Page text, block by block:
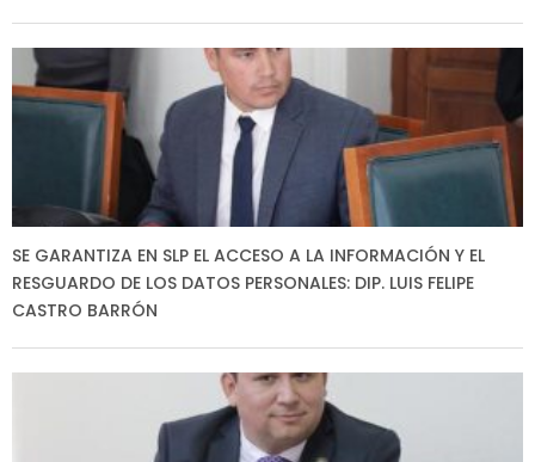
SE GARANTIZA EN SLP EL ACCESO A LA INFORMACIÓN Y EL
RESGUARDO DE LOS DATOS PERSONALES: DIP. LUIS FELIPE
CASTRO BARRÓN